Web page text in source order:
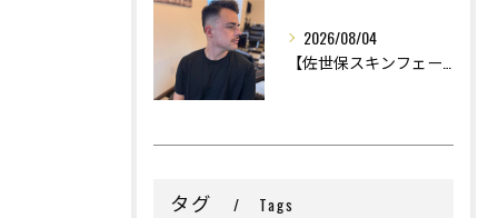
2026/08/04
タグ Tags